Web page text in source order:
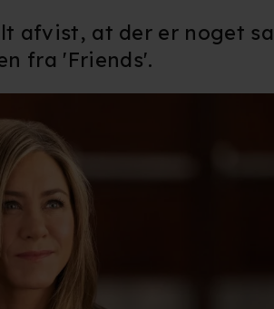
afvist, at der er noget
fra 'Friends'.